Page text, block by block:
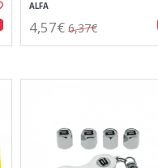
ALFA
4,57€ 6,37€